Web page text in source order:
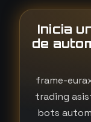
Inicia
de
frame-
trading
bots